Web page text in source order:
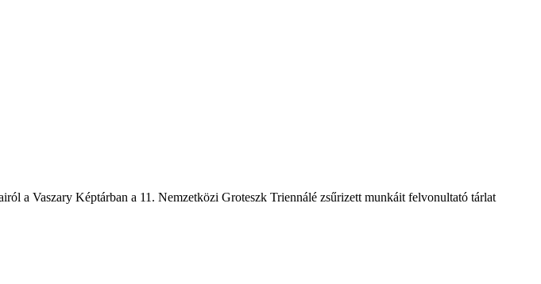
a Vaszary Képtárban a 11. Nemzetközi Groteszk Triennálé zsűrizett munkáit felvonultató tárlat